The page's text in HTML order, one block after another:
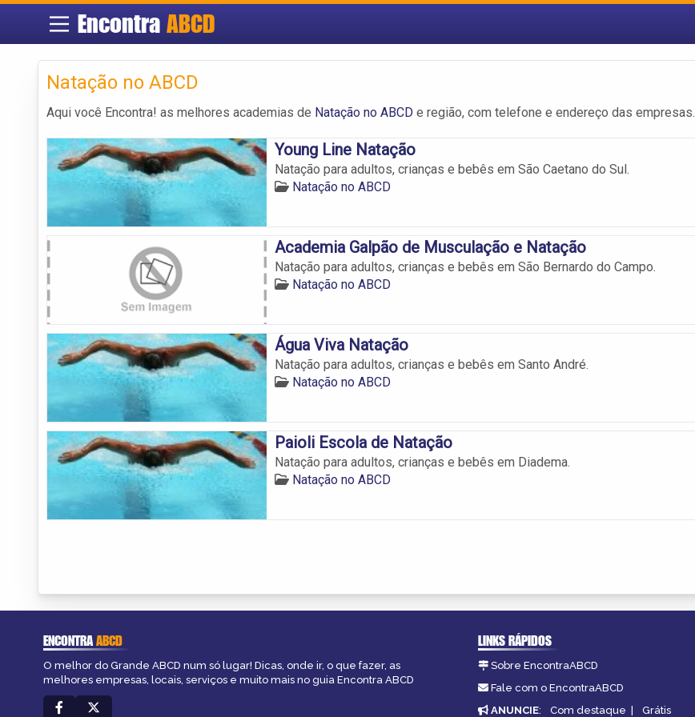
Encontra ABCD
Natação no ABCD
Aqui você Encontra! as melhores academias de Natação no ABCD e região, com telefone e endereço das empresas.
Young Line Natação
Natação para adultos, crianças e bebês em São Caetano do Sul.
Natação no ABCD
Academia Galpão de Musculação e Natação
Natação para adultos, crianças e bebês em São Bernardo do Campo.
Natação no ABCD
Água Viva Natação
Natação para adultos, crianças e bebês em Santo André.
Natação no ABCD
Paioli Escola de Natação
Natação para adultos, crianças e bebês em Diadema.
Natação no ABCD
ENCONTRAABCD
O melhor do Grande ABCD num só lugar! Dicas, onde ir, o que fazer, as
melhores empresas, locais, serviços e muito mais no guia Encontra ABCD
LINKS RÁPIDOS
Sobre EncontraABCD
Fale com o EncontraABCD
ANUNCIE: Com destaque | Grátis